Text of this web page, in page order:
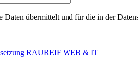
Daten übermittelt und für die in der
RAUREIF WEB & IT